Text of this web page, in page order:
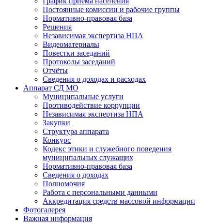
Постоянные комиссии и рабочие группы
Нормативно-правовая база
Решения
Независимая экспертиза НПА
Видеоматериалы
Повестки заседаний
Протоколы заседаний
Отчёты
Сведения о доходах и расходах
Аппарат СД МО
Муниципальные услуги
Противодействие коррупции
Независимая экспертиза НПА
Закупки
Структура аппарата
Конкурс
Кодекс этики и служебного поведения
муниципальных служащих
Нормативно-правовая база
Сведения о доходах
Полномочия
Работа с персональными данными
Аккредитация средств массовой информации
Фотогалерея
Важная информация